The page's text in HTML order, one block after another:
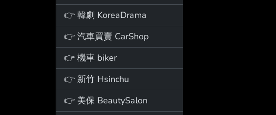
👉 韓劇 KoreaDrama
👉 汽車買賣 CarShop
👉 機車 biker
👉 新竹 Hsinchu
👉 美保 BeautySalon